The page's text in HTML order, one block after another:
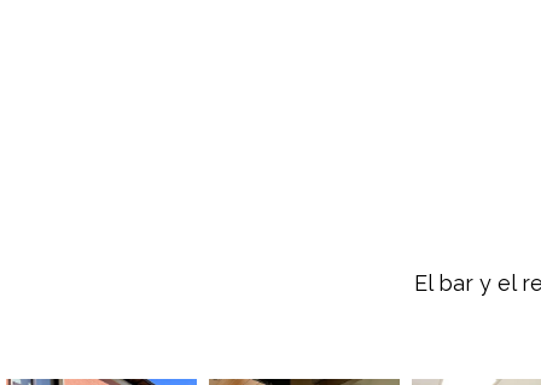
El bar y el